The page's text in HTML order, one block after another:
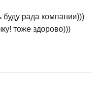
буду рада компании)))
тоже здорово)))